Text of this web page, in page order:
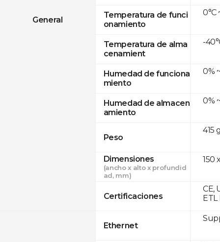
General
Temperatura de funci
onamiento
Temperatura de alma
cenamient
Humedad de funciona
miento
Humedad de almacen
amiento
Peso
Dimensiones
(ancho x alto x profundid
ad, mm)
Certificaciones
Ethernet
0°C
-
0%
0%
415
150
CE,
ETL